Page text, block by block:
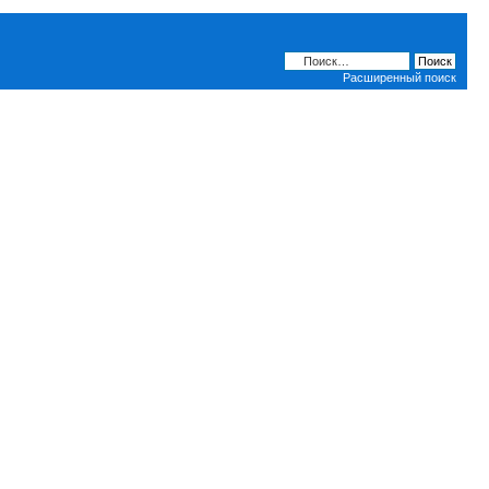
Расширенный поиск